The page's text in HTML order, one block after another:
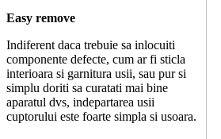
Easy remove
Indiferent daca trebuie sa inlocuiti
componente defecte, cum ar fi sticla
interioara si garnitura usii, sau pur si
simplu doriti sa curatati mai bine
aparatul dvs, indepartarea usii
cuptorului este foarte simpla si usoara.